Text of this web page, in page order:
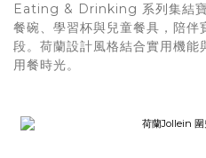
Eating & Drinking 系列集結寶
餐碗、學習杯與兒童餐具，陪伴
段。荷蘭設計風格結合實用機能
用餐時光。